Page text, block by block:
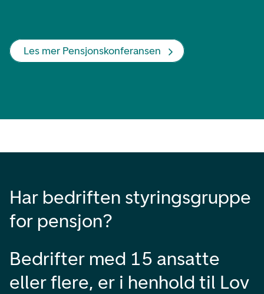
Les mer Pensjonskonferansen
Har bedriften styringsgruppe
for pensjon?
Bedrifter med 15 ansatte
eller flere, er i henhold til Lov